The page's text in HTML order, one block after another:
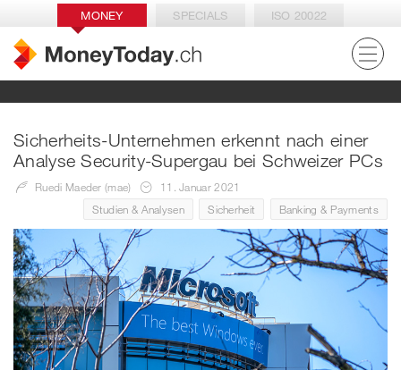
MONEY SPECIALS ISO 20022
Sicherheits-Unternehmen erkennt nach einer
Analyse Security-Supergau bei Schweizer PCs
Ruedi Maeder (mae)
11. Januar 2021
Studien & Analysen
Sicherheit Banking & Payments